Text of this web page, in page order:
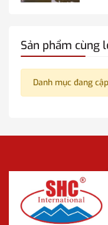
Sản phẩm cùng
Danh mục đang